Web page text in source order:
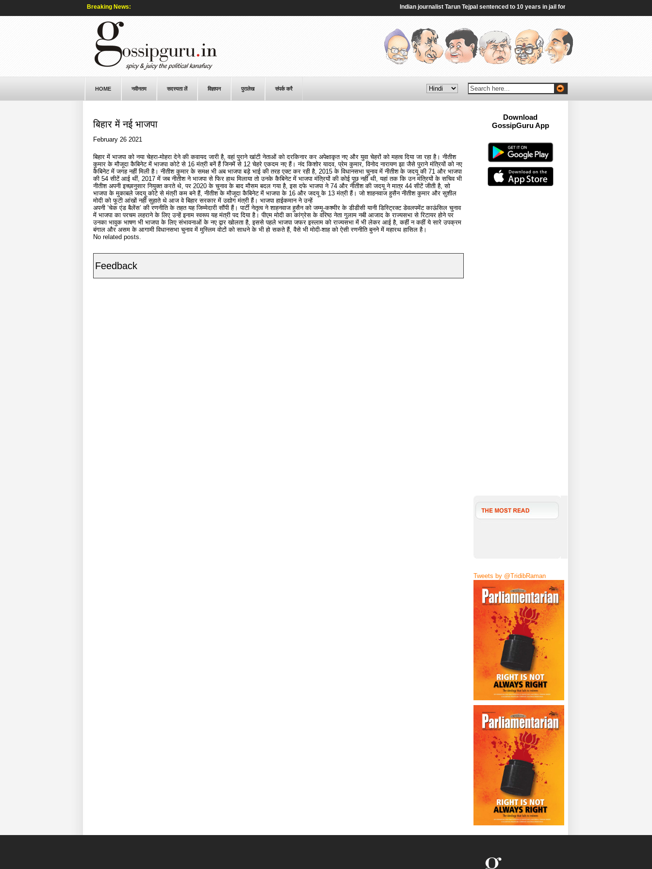
Breaking News: Indian journalist Tarun Tejpal sentenced to 10 years in jail for rape - BBC
HOME नवीनतम सदस्यता लें विज्ञापन पुरालेख संपर्क करै
बिहार में नई भाजपा
February 26 2021
बिहार में भाजपा को नया चेहरा-मोहरा देने की कवायद जारी है, वहां पुराने खांटी नेताओं को दरकिनार कर अपेक्षाकृत नए और युवा चेहरों को महत्व दिया जा रहा है। नीतीश
कुमार के मौजूदा कैबिनेट में भाजपा कोटे से 16 मंत्री बनें हैं जिनमें से 12 चेहरे एकदम नए हैं। नंद किशोर यादव, प्रेम कुमार, विनोद नारायण झा जैसे पुराने मंत्रियों को नए
कैबिनेट में जगह नहीं मिली है। नीतीश कुमार के समक्ष भी अब भाजपा बड़े भाई की तरह एक्ट कर रही है, 2015 के विधानसभा चुनाव में नीतीश के जदयू की 71 और भाजपा
की 54 सीटें आई थीं, 2017 में जब नीतीश ने भाजपा से फिर हाथ मिलाया तो उनके कैबिनेट में भाजपा मंत्रियों की कोई पूछ नहीं थी, यहां तक कि उन मंत्रियों के सचिव भी
नीतीश अपनी इच्छानुसार नियुक्त करते थे, पर 2020 के चुनाव के बाद मौसम बदल गया है, इस दफे भाजपा ने 74 और नीतीश की जदयू ने मात्र 44 सीटें जीती है, सो
भाजपा के मुकाबले जदयू कोटे से मंत्री कम बने हैं, नीतीश के मौजूदा कैबिनेट में भाजपा के 16 और जदयू के 13 मंत्री हैं। जो शाहनवाज हुसैन नीतीश कुमार और सुशील
मोदी को फूटी आंखों नहीं सुहाते थे आज वे बिहार सरकार में उद्योग मंत्री हैं। भाजपा हाईकमान ने उन्हें
अपनी ’चेक एंड बैलेंस’ की रणनीति के तहत यह जिम्मेदारी सौंपी हैं। पार्टी नेतृत्व ने शाहनवाज हुसैन को जम्मू-कश्मीर के डीडीसी यानी डिस्ट्रिक्ट डेवलपमेंट काऊंसिल चुनाव
में भाजपा का परचम लहराने के लिए उन्हें इनाम स्वरूप यह मंत्री पद दिया है। पीएम मोदी का कांग्रेस के वरिष्ठ नेता गुलाम नबी आजाद के राज्यसभा से रिटायर होने पर
उनका भावुक भाषण भी भाजपा के लिए संभावनाओं के नए द्वार खोलता है, इससे पहले भाजपा जफर इस्लाम को राज्यसभा में भी लेकर आई है, कहीं न कहीं ये सारे उपक्रम
बंगाल और असम के आगामी विधानसभा चुनाव में मुस्लिम वोटों को साधने के भी हो सकते हैं, वैसे भी मोदी-शाह को ऐसी रणनीति बुनने में महारथ हासिल है।
No related posts.
Feedback
Download
GossipGuru App
Tweets by @TridibRaman